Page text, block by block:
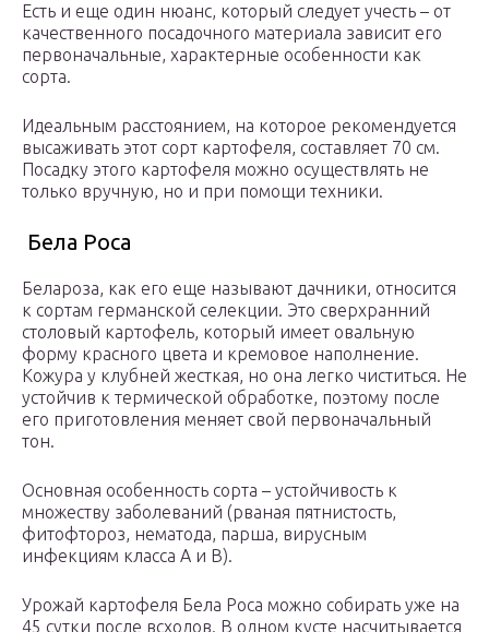
Есть и еще один нюанс, который следует учесть – от
качественного посадочного материала зависит его
первоначальные, характерные особенности как
сорта.
Идеальным расстоянием, на которое рекомендуется
высаживать этот сорт картофеля, составляет 70 см.
Посадку этого картофеля можно осуществлять не
только вручную, но и при помощи техники.
Бела Роса
Белароза, как его еще называют дачники, относится
к сортам германской селекции. Это сверхранний
столовый картофель, который имеет овальную
форму красного цвета и кремовое наполнение.
Кожура у клубней жесткая, но она легко чиститься. Не
устойчив к термической обработке, поэтому после
его приготовления меняет свой первоначальный
тон.
Основная особенность сорта – устойчивость к
множеству заболеваний (рваная пятнистость,
фитофтороз, нематода, парша, вирусным
инфекциям класса А и В).
Урожай картофеля Бела Роса можно собирать уже на
45 сутки после всходов. В одном кусте насчитывается